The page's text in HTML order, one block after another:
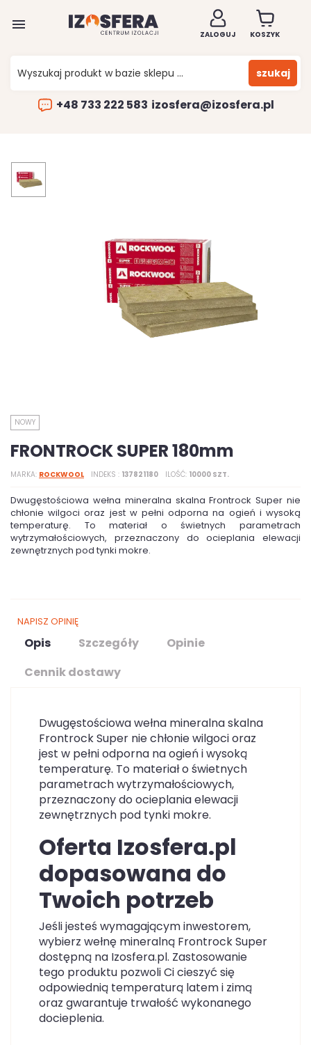

ZALOGUJ KOSZYK
szukaj
+48 733 222 583 izosfera@izosfera.pl
NOWY
FRONTROCK SUPER 180mm
MARKA ROCKWOOL INDEKS 137821180 ILOŚĆ 10000 SZT.
Dwugęstościowa wełna mineralna skalna Frontrock Super nie
chłonie wilgoci oraz jest w pełni odporna na ogień i wysoką
temperaturę. To materiał o świetnych parametrach
wytrzymałościowych, przeznaczony do ocieplania elewacji
zewnętrznych pod tynki mokre.
NAPISZ OPINIĘ
Opis Szczegóły
Opinie
Cennik dostawy
Dwugęstościowa wełna mineralna skalna
Frontrock Super nie chłonie wilgoci oraz
jest w pełni odporna na ogień i wysoką
temperaturę. To materiał o świetnych
parametrach wytrzymałościowych,
przeznaczony do ocieplania elewacji
zewnętrznych pod tynki mokre.
Oferta Izosfera.pl
dopasowana do
Twoich potrzeb
Jeśli jesteś wymagającym inwestorem,
wybierz wełnę mineralną Frontrock Super
dostępną na Izosfera.pl. Zastosowanie
tego produktu pozwoli Ci cieszyć się
odpowiednią temperaturą latem i zimą
oraz gwarantuje trwałość wykonanego
docieplenia.